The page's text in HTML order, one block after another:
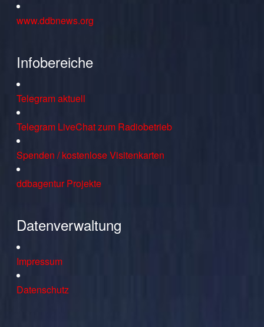
www.ddbnews.org
Infobereiche
Telegram aktuell
Telegram LiveChat zum Radiobetrieb
Spenden / kostenlose Visitenkarten
ddbagentur Projekte
Datenverwaltung
Impressum
Datenschutz